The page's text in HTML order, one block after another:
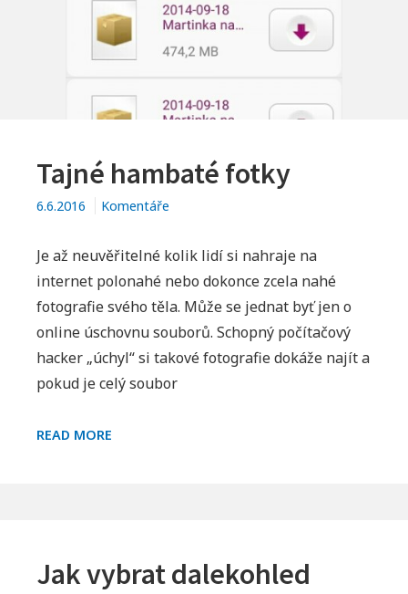
Tajné hambaté fotky
6.6.2016 Komentáře
Je až neuvěřitelné kolik lidí si nahraje na
internet polonahé nebo dokonce zcela nahé
fotografie svého těla. Může se jednat byť jen o
online úschovnu souborů. Schopný počítačový
hacker „úchyl“ si takové fotografie dokáže najít a
pokud je celý soubor
READ MORE
Jak vybrat dalekohled